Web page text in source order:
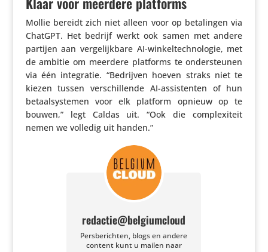
Mollie bereidt zich niet alleen voor op beta­lingen via
ChatGPT. Het bedrijf werkt ook samen met andere
partijen aan verge­lijk­bare AI-winkel­tech­no­logie, met
de ambitie om meerdere platforms te onder­steunen
via één inte­gratie. “Bedrijven hoeven straks niet te
kiezen tussen verschil­lende AI-assis­tenten of hun
betaal­sys­temen voor elk platform opnieuw op te
bouwen,” legt Caldas uit. “Ook die complexi­teit
nemen we volledig uit handen.”
redactie@belgiumcloud
Persberichten, blogs en andere
content kunt u mailen naar